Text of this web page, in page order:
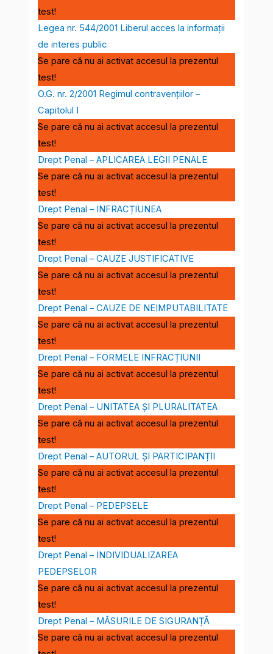
test!
Legea nr. 544/2001 Liberul acces la informații
de interes public
Se pare că nu ai activat accesul la prezentul
test!
O.G. nr. 2/2001 Regimul contravențiilor –
Capitolul I
Se pare că nu ai activat accesul la prezentul
test!
Drept Penal – APLICAREA LEGII PENALE
Se pare că nu ai activat accesul la prezentul
test!
Drept Penal – INFRACȚIUNEA
Se pare că nu ai activat accesul la prezentul
test!
Drept Penal – CAUZE JUSTIFICATIVE
Se pare că nu ai activat accesul la prezentul
test!
Drept Penal – CAUZE DE NEIMPUTABILITATE
Se pare că nu ai activat accesul la prezentul
test!
Drept Penal – FORMELE INFRACȚIUNII
Se pare că nu ai activat accesul la prezentul
test!
Drept Penal – UNITATEA ȘI PLURALITATEA
Se pare că nu ai activat accesul la prezentul
test!
Drept Penal – AUTORUL ȘI PARTICIPANȚII
Se pare că nu ai activat accesul la prezentul
test!
Drept Penal – PEDEPSELE
Se pare că nu ai activat accesul la prezentul
test!
Drept Penal – INDIVIDUALIZAREA
PEDEPSELOR
Se pare că nu ai activat accesul la prezentul
test!
Drept Penal – MĂSURILE DE SIGURANȚĂ
Se pare că nu ai activat accesul la prezentul